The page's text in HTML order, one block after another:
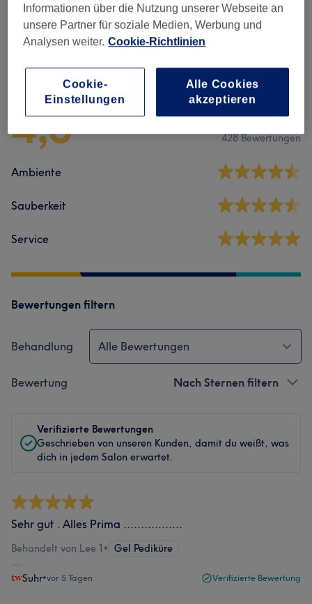
Nagelmodellage (6) ab 15 €
Salonbewertungen
4,8 428 Bewertungen
Ambiente
Sauberkeit
Service
Bewertungen filtern
Behandlung Alle Bewertungen
Bewertung Nach Sternen filtern
Verifizierte Bewertungen
Geschrieben von unseren Kunden, damit du weißt, was
dich in jedem Salon erwartet.
Sehr gut . Alles Prima .................
Behandelt von Lee 1 • Gel Pediküre
Suhr•vor 5 Tagen Verifizierte Bewertung
Informationen über die Nutzung unserer Webseite an
unsere Partner für soziale Medien, Werbung und
Analysen weiter. Cookie-Richtlinien
Cookie-
Einstellungen
Alle Cookies
akzeptieren